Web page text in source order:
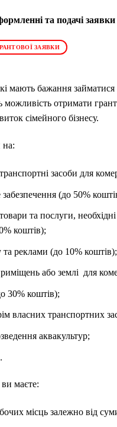
та подачі
ЗАЯВКИ
мають бажання
можливість отримати
сімейного бізнесу.
на:
засоби для
(до 50%
та послуги,
коштів);
реклами (до 10% коштів);
або землі для
30% коштів);
власних транспортних
аквакультур;
маєте:
місць залежно від